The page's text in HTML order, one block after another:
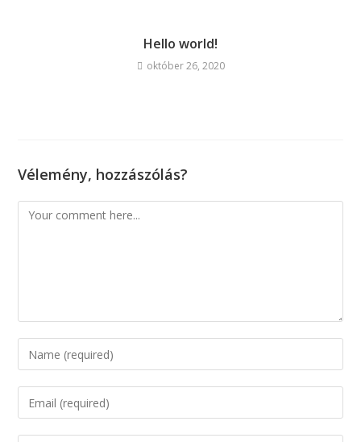
Hello world!
október 26, 2020
Vélemény, hozzászólás?